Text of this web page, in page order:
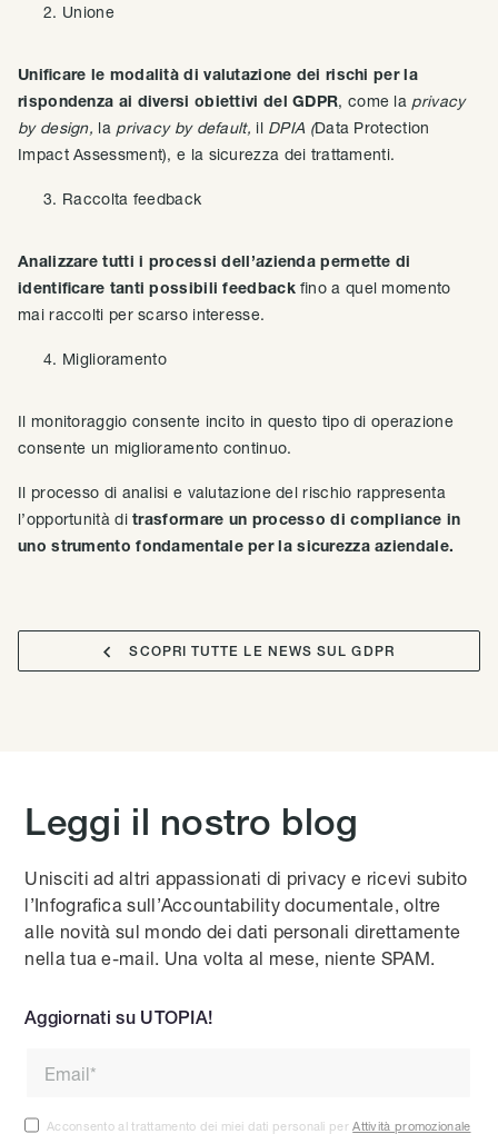
Unione
Unificare le modalità di valutazione dei rischi per la
rispondenza ai diversi obiettivi del GDPR, come la privacy
by design, la privacy by default, il DPIA (Data Protection
Impact Assessment), e la sicurezza dei trattamenti.
Raccolta feedback
Analizzare tutti i processi dell’azienda permette di
identificare tanti possibili feedbackfino a quel momento
mai raccolti per scarso interesse.
Miglioramento
Il monitoraggio consente incito in questo tipo di operazione
consente un miglioramento continuo.
Il processo di analisi e valutazione del rischio rappresenta
l’opportunità ditrasformare un processo di compliance in
uno strumento fondamentale per la sicurezza aziendale.
 SCOPRI TUTTE LE NEWS SUL GDPR
Leggi il nostro blog
Unisciti ad altri appassionati di privacy e ricevi subito
l’Infografica sull’Accountability documentale, oltre
alle novità sul mondo dei dati personali direttamente
nella tua e-mail. Una volta al mese, niente SPAM.
Aggiornati su UTOPIA!
Acconsento al trattamento dei miei dati personali perAttività promozionale